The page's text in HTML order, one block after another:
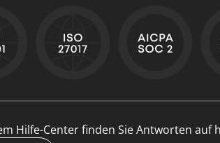
Hilfe-Center finden Sie Antworten auf